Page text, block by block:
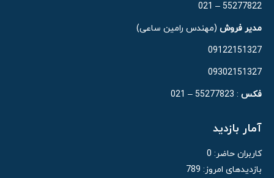
55277822 – 021
مدیر فروش (مهندس رامین ساعی)
09122151327
09302151327
فکس : 55277823 – 021
آمار بازدید
کاربران حاضر: 0
بازدیدهای امروز: 789